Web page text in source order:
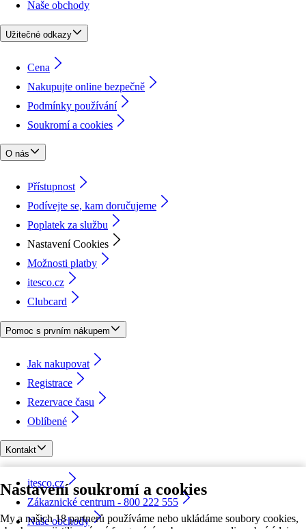
Nastavení soukromí a cookies
My a našich 18 partnerů používáme nebo ukládáme soubory cookies,
Naše obchody
Užitečné odkazy
Cena
Nakupujte online bezpečně
Podmínky používání
Soukromí a cookies
O nás
Přístupnost
Podívejte se, kam doručujeme
Poplatek za službu
Nastavení Cookies
Možnosti platby
itesco.cz
Clubcard
Pomoc s prvním nákupem
Jak nakupovat
Registrace
Rezervace času
Oblíbené
Kontakt
itesco.cz
Zákaznické centrum - 800 222 555
Naše obchody